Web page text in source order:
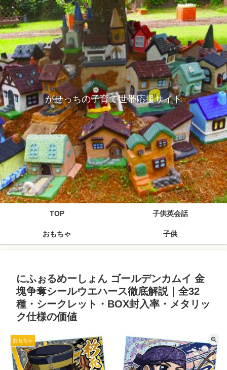
がせっちの子育て世帯応援サイト
TOP 子供英会話
おもちゃ 子供
にふぉるめーしょん ゴールデンカムイ 金
塊争奪シールウエハース徹底解説｜全32
種・シークレット・BOX封入率・メタリッ
ク仕様の価値
おもちゃ